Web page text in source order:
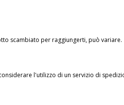
scambiato per raggiungerti, può variare.
l'utilizzo di un servizio di